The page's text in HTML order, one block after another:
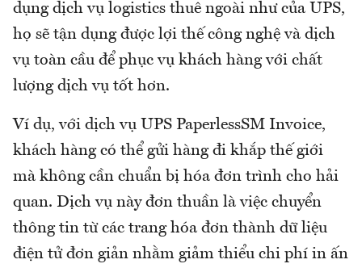
dụng dịch vụ logistics thuê ngoài như của UPS,
họ sẽ tận dụng được lợi thế công nghệ và dịch
vụ toàn cầu để phục vụ khách hàng với chất
lượng dịch vụ tốt hơn.
Ví dụ, với dịch vụ UPS PaperlessSM Invoice,
khách hàng có thể gửi hàng đi khắp thế giới
mà không cần chuẩn bị hóa đơn trình cho hải
quan. Dịch vụ này đơn thuần là việc chuyển
thông tin từ các trang hóa đơn thành dữ liệu
điện tử đơn giản nhằm giảm thiểu chi phí in ấn